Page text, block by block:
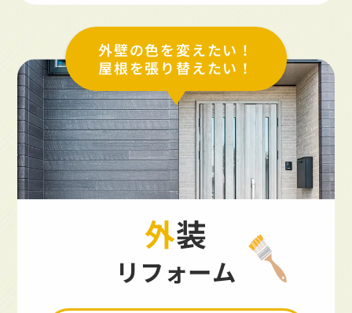
外壁の色を変えたい！
屋根を張り替えたい！
外装
リフォーム